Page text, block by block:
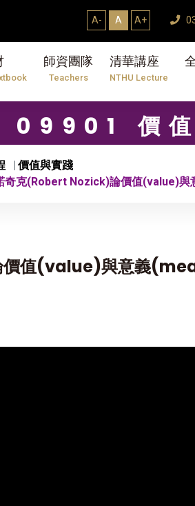
A- A A+
師資團隊
Teachers
清華講座
NTHU Lecture
09901 價值
價值與實踐
奇克(Robert Nozick)論價值(value)與
價值(value)與意義